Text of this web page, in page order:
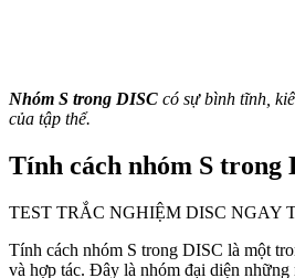
Nhóm S trong DISC có sự bình tĩnh,
của tập thể.
Tính cách nhóm S trong
TEST TRẮC NGHIỆM DISC NGAY
Tính cách nhóm S trong DISC là một
và hợp tác. Đây là nhóm đại diện